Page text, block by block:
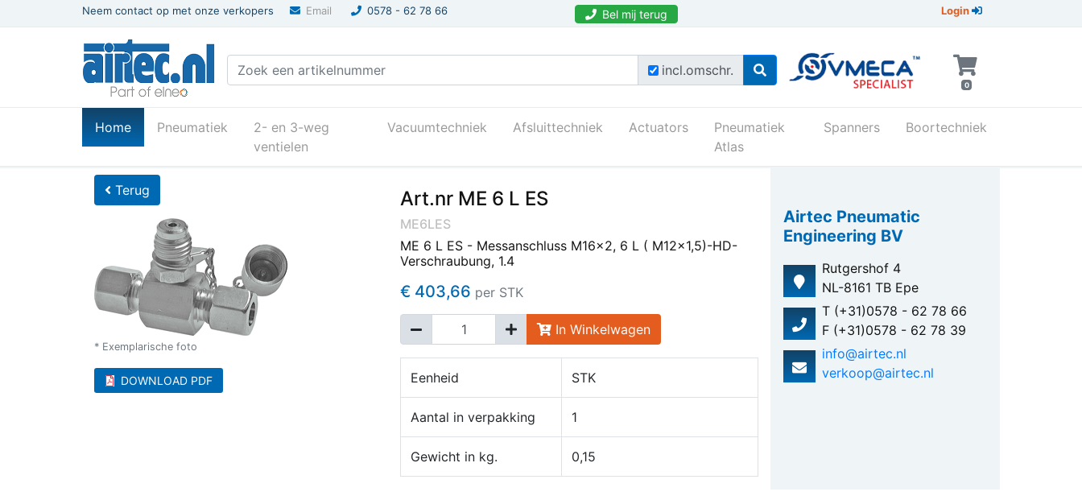
Neem contact op met onze verkopers Email 0578 - 62 78 66 Bel mij terug Login
incl.omschr.
0
Home(current)Pneumatiek
2- en 3-weg
ventielen
Vacuumtechniek Afsluittechniek Actuators
Pneumatiek
Atlas
Spanners Boortechniek
Terug
* Exemplarische foto
DOWNLOAD PDF
Art.nr ME 6 L ES
ME6LES
ME 6 L ES - Messanschluss M16x2, 6 L ( M12x1,5)-HD-
Verschraubung, 1.4
€ 403,66 per STK
In Winkelwagen
Eenheid STK
Aantal in verpakking 1
Gewicht in kg. 0,15
Airtec Pneumatic
Engineering BV
Rutgershof 4
NL-8161 TB Epe
T (+31)0578 - 62 78 66
F (+31)0578 - 62 78 39
info@airtec.nl
verkoop@airtec.nl